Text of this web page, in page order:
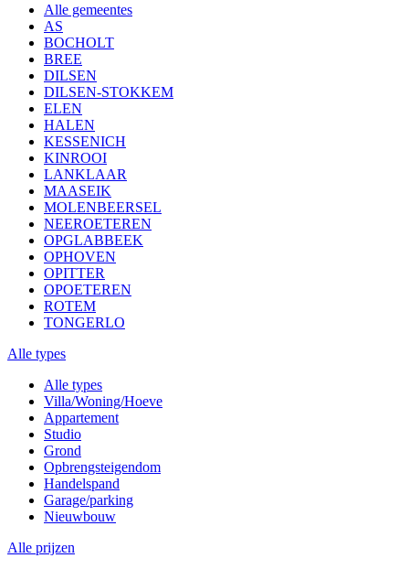
Alle gemeentes
AS
BOCHOLT
BREE
DILSEN
DILSEN-STOKKEM
ELEN
HALEN
KESSENICH
KINROOI
LANKLAAR
MAASEIK
MOLENBEERSEL
NEEROETEREN
OPGLABBEEK
OPHOVEN
OPITTER
OPOETEREN
ROTEM
TONGERLO
Alle types
Alle types
Villa/Woning/Hoeve
Appartement
Studio
Grond
Opbrengsteigendom
Handelspand
Garage/parking
Nieuwbouw
Alle prijzen